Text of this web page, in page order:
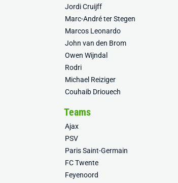
Jordi Cruijff
Marc-André ter Stegen
Marcos Leonardo
John van den Brom
Owen Wijndal
Rodri
Michael Reiziger
Couhaib Driouech
Teams
Ajax
PSV
Paris Saint-Germain
FC Twente
Feyenoord